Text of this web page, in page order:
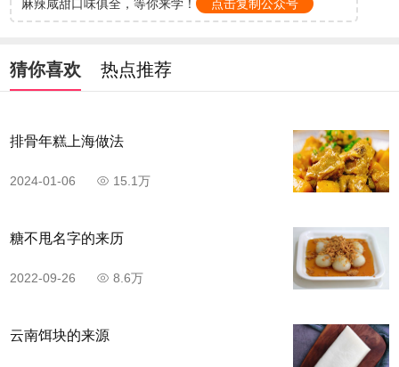
步骤4
尖椒洗净，切成小块备用。
麻辣咸甜口味俱全，等你来学！
点击复制公众号
猜你喜欢 热点推荐
排骨年糕上海做法
2024-01-06 15.1万
糖不甩名字的来历
2022-09-26 8.6万
云南饵块的来源